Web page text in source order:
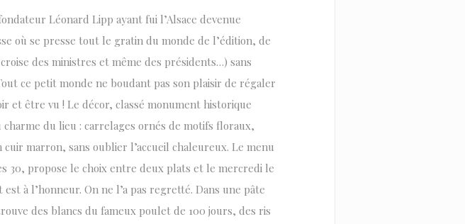
Léonard Lipp ayant fui l’Alsace devenue
où se presse tout le gratin du monde de l’édition, de
des ministres et même des présidents…) sans
ce petit monde ne boudant pas son plaisir de régaler
et être vu ! Le décor, classé monument historique
charme du lieu : carrelages ornés de motifs floraux,
marron, sans oublier l’accueil chaleureux. Le menu
30, propose le choix entre deux plats et le mercredi le
à l’honneur. On ne l’a pas regretté. Dans une pâte
des blancs du fameux poulet de 100 jours, des ris